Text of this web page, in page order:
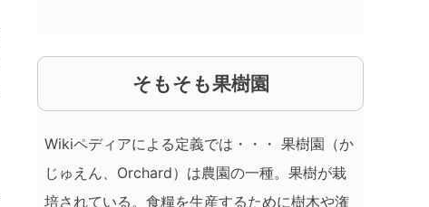
そもそも果樹園
Wikiペディアによる定義では・・・ 果樹園（か
じゅえん、Orchard）は農園の一種。果樹が栽
培されている。食糧を生産するために樹木や潅